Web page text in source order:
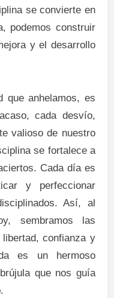
se convierte en
podemos construir
y el desarrollo
que anhelamos, es
cada desvío,
valioso de nuestro
se fortalece a
Cada día es
y perfeccionar
Así, al
sembramos las
confianza y
es un hermoso
que nos guía